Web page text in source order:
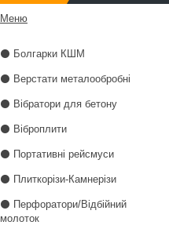
Меню
⚫ Болгарки КШМ
⚫ Верстати металообробні
⚫ Вібратори для бетону
⚫ Віброплити
⚫ Портативні рейсмуси
⚫ Плиткорізи-Камнерізи
⚫ Перфоратори/Відбійний
молоток